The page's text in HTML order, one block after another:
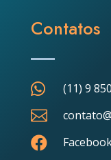
Contatos
 (11) 9

